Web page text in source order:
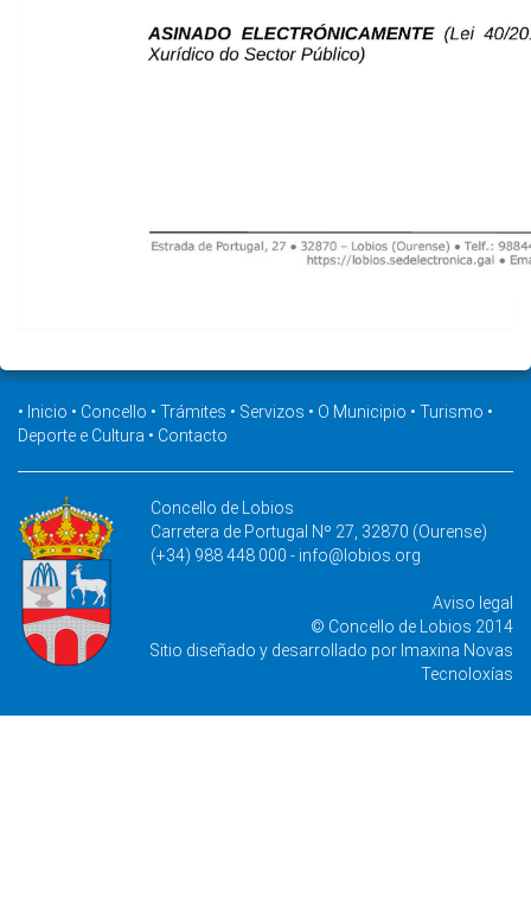
• Inicio • Concello • Trámites • Servizos • O Municipio • Turismo •
Deporte e Cultura • Contacto
Concello de Lobios
Carretera de Portugal Nº 27, 32870 (Ourense)
(+34) 988 448 000 - info@lobios.org
Aviso legal
© Concello de Lobios 2014
Sitio diseñado y desarrollado por Imaxina Novas
Tecnoloxías